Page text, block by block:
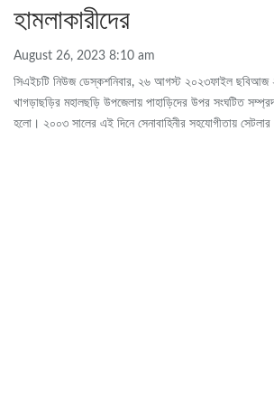
হামলাকারীদের
August 26, 2023 8:10 am
সিএইচটি নিউজ ডেস্কশনিবার, ২৬ আগস্ট ২০২৩ফাইল
খাগড়াছড়ির মহালছড়ি উপজেলায় পাহাড়িদের উপর সংঘটিত
হলো। ২০০৩ সালের এই দিনে সেনাবাহিনীর সহযোগীতায় সেটলার